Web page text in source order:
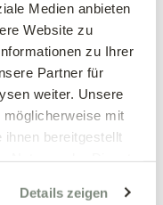
Medien anbieten
Website zu
zu Ihrer
Partner für
weiter. Unsere
mit
bereitgestellt
Details zeigen
Varianten verfügbar!